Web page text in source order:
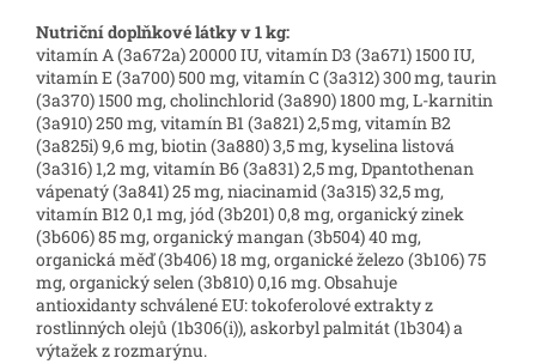
Nutriční doplňkové látky v 1 kg:
vitamín A (3a672a) 20000 IU, vitamín D3 (3a671) 1500 IU,
vitamín E (3a700) 500 mg, vitamín C (3a312) 300 mg, taurin
(3a370) 1500 mg, cholinchlorid (3a890) 1800 mg, L-karnitin
(3a910) 250 mg, vitamín B1 (3a821) 2,5 mg, vitamín B2
(3a825i) 9,6 mg, biotin (3a880) 3,5 mg, kyselina listová
(3a316) 1,2 mg, vitamín B6 (3a831) 2,5 mg, Dpantothenan
vápenatý (3a841) 25 mg, niacinamid (3a315) 32,5 mg,
vitamín B12 0,1 mg, jód (3b201) 0,8 mg, organický zinek
(3b606) 85 mg, organický mangan (3b504) 40 mg,
organická měď (3b406) 18 mg, organické železo (3b106) 75
mg, organický selen (3b810) 0,16 mg. Obsahuje
antioxidanty schválené EU: tokoferolové extrakty z
rostlinných olejů (1b306(i)), askorbyl palmitát (1b304) a
výtažek z rozmarýnu.